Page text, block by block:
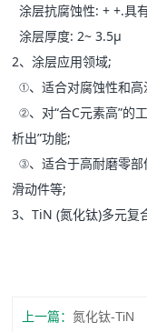
涂层抗腐蚀性: + +.具
涂层厚度: 2~ 3.5μ
2、涂层应用领域;
①、适合对腐蚀性和高
②、对“合C元素高”的
析出”功能;
③、适合于高耐磨零
滑动件等;
3、TiN (氮化钛)多元复
上一篇：氮化钛-TiN